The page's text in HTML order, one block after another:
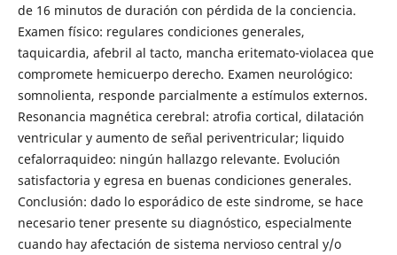
de 16 minutos de duración con pérdida de la conciencia.
Examen físico: regulares condiciones generales,
taquicardia, afebril al tacto, mancha eritemato-violacea que
compromete hemicuerpo derecho. Examen neurológico:
somnolienta, responde parcialmente a estímulos externos.
Resonancia magnética cerebral: atrofia cortical, dilatación
ventricular y aumento de señal periventricular; liquido
cefalorraquideo: ningún hallazgo relevante. Evolución
satisfactoria y egresa en buenas condiciones generales.
Conclusión: dado lo esporádico de este sindrome, se hace
necesario tener presente su diagnóstico, especialmente
cuando hay afectación de sistema nervioso central y/o